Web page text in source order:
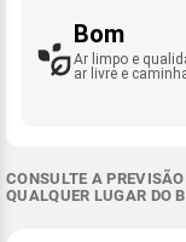
Bom
Ar limpo e
ar livre e
CONSULTE A
QUALQUER LUGAR DO